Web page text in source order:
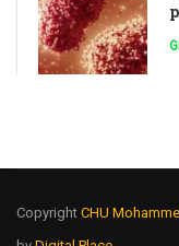
Copyright CHU